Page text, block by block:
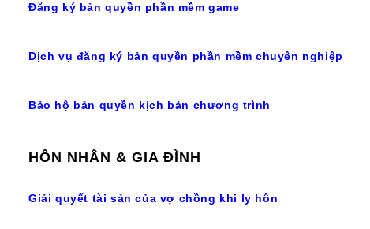
Đăng ký bản quyền phần mềm game
Dịch vụ đăng ký bản quyền phần mềm chuyên nghiệp
Bảo hộ bản quyền kịch bản chương trình
HÔN NHÂN & GIA ĐÌNH
Giải quyết tài sản của vợ chồng khi ly hôn